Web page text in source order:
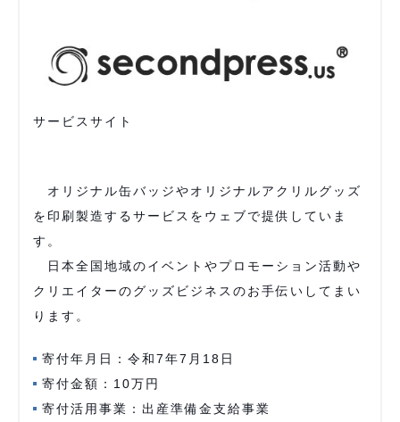
サービスサイト
オリジナル缶バッジやオリジナルアクリルグッズ
を印刷製造するサービスをウェブで提供していま
す。
日本全国地域のイベントやプロモーション活動や
クリエイターのグッズビジネスのお手伝いしてまい
ります。
寄付年月日：令和7年7月18日
寄付金額：10万円
寄付活用事業：出産準備金支給事業